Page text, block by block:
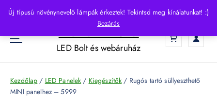
Új típusú növénynevelő lámpák érkeztek! Tekintsd meg kínálatunkat! :)
Bezárás
p
o
HelloLED.hu
LED Bolt és webáruház
Kezdőlap / LED Panelek / Kiegészítők / Rugós tartó süllyeszthető
MINI panelhez – 5999